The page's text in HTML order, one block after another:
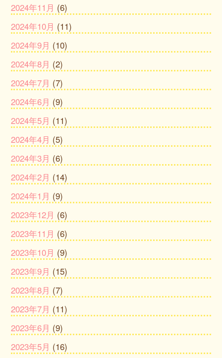
2024年11月 (6)
2024年10月 (11)
2024年9月 (10)
2024年8月 (2)
2024年7月 (7)
2024年6月 (9)
2024年5月 (11)
2024年4月 (5)
2024年3月 (6)
2024年2月 (14)
2024年1月 (9)
2023年12月 (6)
2023年11月 (6)
2023年10月 (9)
2023年9月 (15)
2023年8月 (7)
2023年7月 (11)
2023年6月 (9)
2023年5月 (16)